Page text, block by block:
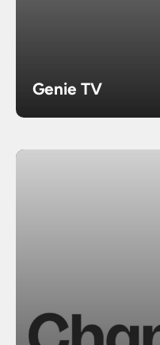
Genie TV